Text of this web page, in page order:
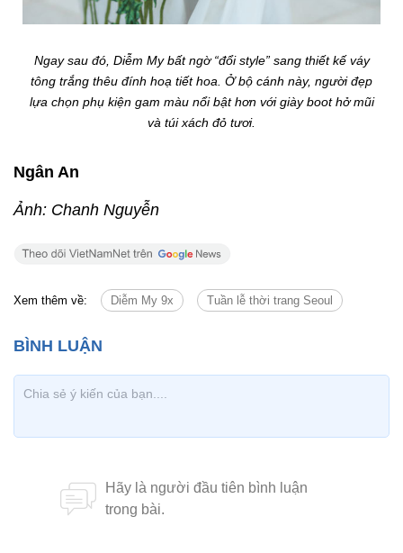
Ngay sau đó, Diễm My bất ngờ “đổi style” sang thiết kế váy
tông trắng thêu đính hoạ tiết hoa. Ở bộ cánh này, người đẹp
lựa chọn phụ kiện gam màu nổi bật hơn với giày boot hở mũi
và túi xách đỏ tươi.
Ngân An
Ảnh: Chanh Nguyễn
Xem thêm về: Diễm My 9x Tuần lễ thời trang Seoul